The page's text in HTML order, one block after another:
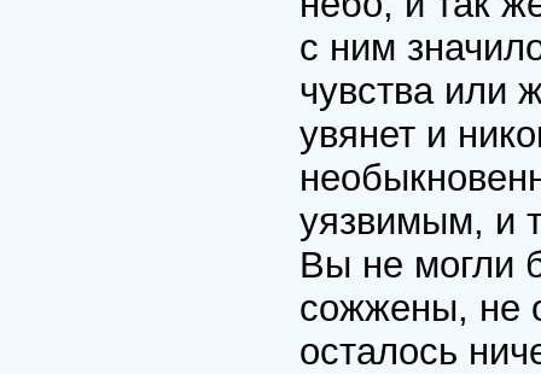
с ним
чувства или
увянет и
уязвимым, и
Вы не могли
сожжены, не
осталось